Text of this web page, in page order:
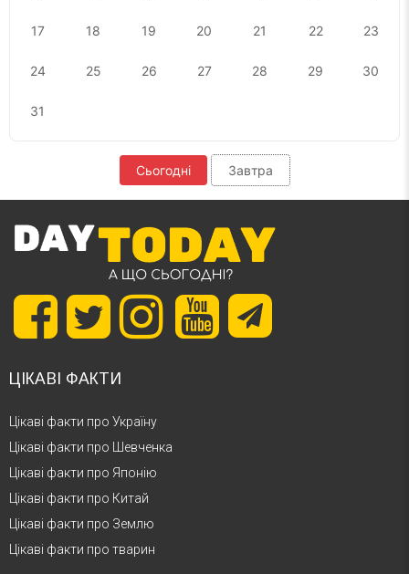
17 18 19 20 21 22 23
24 25 26 27 28 29 30
31
Сьогодні Завтра
ЦІКАВІ ФАКТИ
Цікаві факти про Україну
Цікаві факти про Шевченка
Цікаві факти про Японію
Цікаві факти про Китай
Цікаві факти про Землю
Цікаві факти про тварин